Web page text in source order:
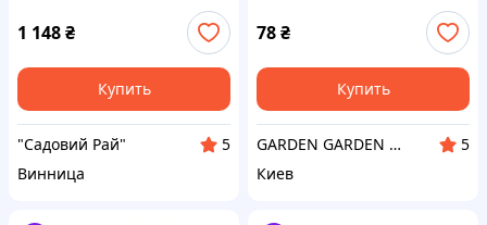
1 148₴
Купить
"Садовий Рай"
5
Винница
78₴
Купить
GARDEN GARDEN - фермерский центр
5
Киев